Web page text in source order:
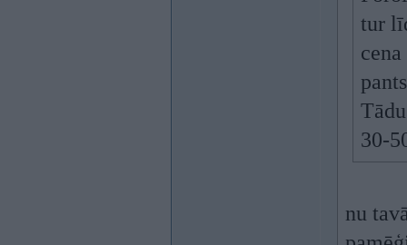
tur
30-
nu